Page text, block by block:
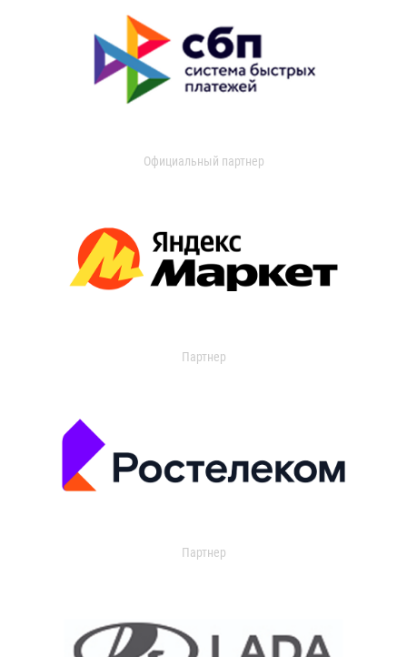
Официальный партнер
Партнер
Партнер